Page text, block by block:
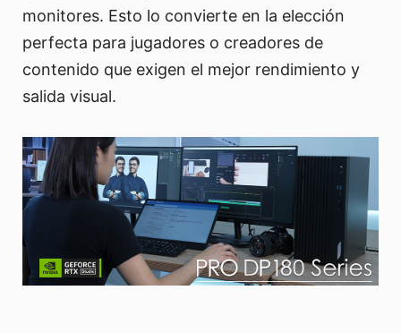
monitores. Esto lo convierte en la elección
perfecta para jugadores o creadores de
contenido que exigen el mejor rendimiento y
salida visual.